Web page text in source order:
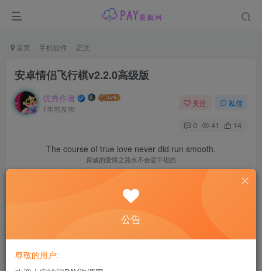
首页 手机软件 正文
安卓情侣飞行棋v2.2.0高级版
优秀作者
1年前发布
关注 私信
0 41 14
The course of true love never did run smooth.
真诚的爱情之路永不会是平坦的
公告
尊敬的用户: